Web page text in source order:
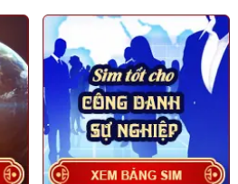
giữa các cụm số
trong sim tác động tốt xấu
với người này có thể sim này có
người kia thì chưa hẳn.